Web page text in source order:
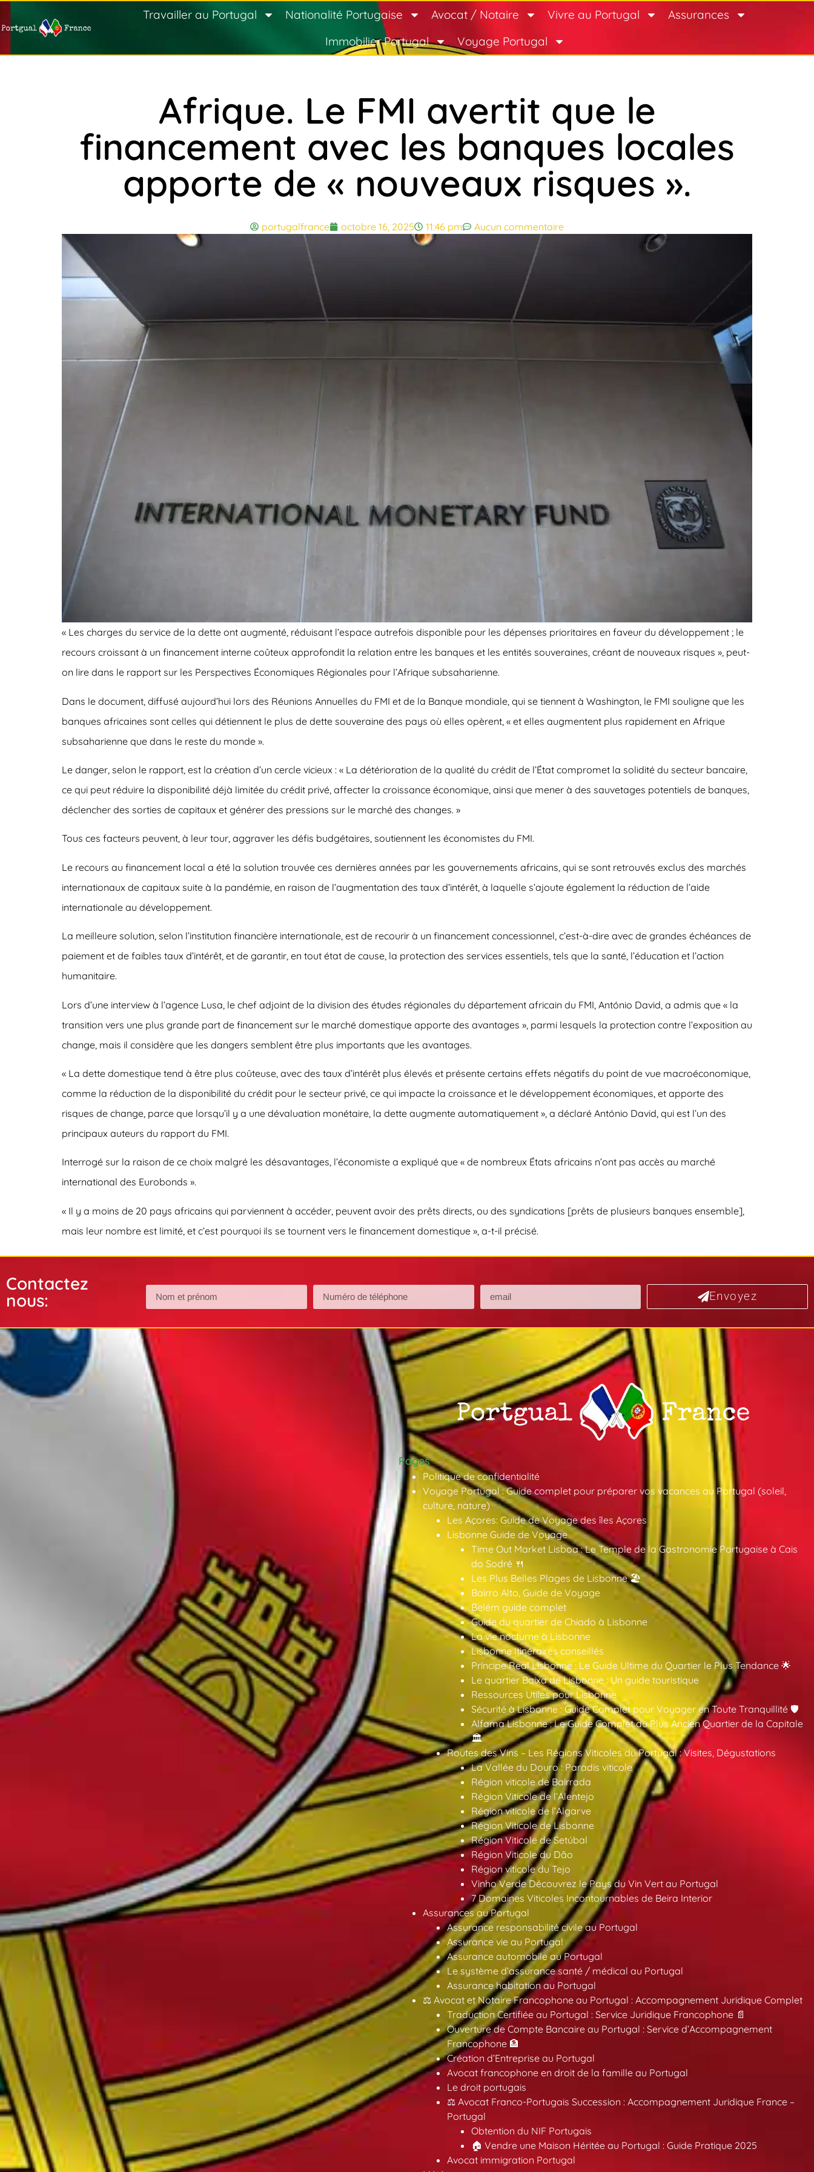
Travailler au Portugal Nationalité Portugaise Avocat / Notaire Vivre au Portugal
Assurances
Immobilier Portugal
Voyage Portugal
Afrique. Le FMI avertit que le
financement avec les banques locales
apporte de « nouveaux risques ».
portugalfrance octobre 16, 2025 11:46 pm Aucun commentaire
« Les charges du service de la dette ont augmenté, réduisant l’espace autrefois disponible pour les dépenses prioritaires en faveur du développement ; le
recours croissant à un financement interne coûteux approfondit la relation entre les banques et les entités souveraines, créant de nouveaux risques », peut-
on lire dans le rapport sur les Perspectives Économiques Régionales pour l’Afrique subsaharienne.
Dans le document, diffusé aujourd’hui lors des Réunions Annuelles du FMI et de la Banque mondiale, qui se tiennent à Washington, le FMI souligne que les
banques africaines sont celles qui détiennent le plus de dette souveraine des pays où elles opèrent, « et elles augmentent plus rapidement en Afrique
subsaharienne que dans le reste du monde ».
Le danger, selon le rapport, est la création d’un cercle vicieux : « La détérioration de la qualité du crédit de l’État compromet la solidité du secteur bancaire,
ce qui peut réduire la disponibilité déjà limitée du crédit privé, affecter la croissance économique, ainsi que mener à des sauvetages potentiels de banques,
déclencher des sorties de capitaux et générer des pressions sur le marché des changes. »
Tous ces facteurs peuvent, à leur tour, aggraver les défis budgétaires, soutiennent les économistes du FMI.
Le recours au financement local a été la solution trouvée ces dernières années par les gouvernements africains, qui se sont retrouvés exclus des marchés
internationaux de capitaux suite à la pandémie, en raison de l’augmentation des taux d’intérêt, à laquelle s’ajoute également la réduction de l’aide
internationale au développement.
La meilleure solution, selon l’institution financière internationale, est de recourir à un financement concessionnel, c’est-à-dire avec de grandes échéances de
paiement et de faibles taux d’intérêt, et de garantir, en tout état de cause, la protection des services essentiels, tels que la santé, l’éducation et l’action
humanitaire.
Lors d’une interview à l’agence Lusa, le chef adjoint de la division des études régionales du département africain du FMI, António David, a admis que « la
transition vers une plus grande part de financement sur le marché domestique apporte des avantages », parmi lesquels la protection contre l’exposition au
change, mais il considère que les dangers semblent être plus importants que les avantages.
« La dette domestique tend à être plus coûteuse, avec des taux d’intérêt plus élevés et présente certains effets négatifs du point de vue macroéconomique,
comme la réduction de la disponibilité du crédit pour le secteur privé, ce qui impacte la croissance et le développement économiques, et apporte des
risques de change, parce que lorsqu’il y a une dévaluation monétaire, la dette augmente automatiquement », a déclaré António David, qui est l’un des
principaux auteurs du rapport du FMI.
Interrogé sur la raison de ce choix malgré les désavantages, l’économiste a expliqué que « de nombreux États africains n’ont pas accès au marché
international des Eurobonds ».
« Il y a moins de 20 pays africains qui parviennent à accéder, peuvent avoir des prêts directs, ou des syndications [prêts de plusieurs banques ensemble],
mais leur nombre est limité, et c’est pourquoi ils se tournent vers le financement domestique », a-t-il précisé.
Contactez
nous:
Envoyez
Pages
Politique de confidentialité
Voyage Portugal : Guide complet pour préparer vos vacances au Portugal (soleil,
culture, nature)
Les Açores: Guide de Voyage des îles Açores
Lisbonne Guide de Voyage
Time Out Market Lisboa : Le Temple de la Gastronomie Portugaise à Cais
do Sodré 🍴
Les Plus Belles Plages de Lisbonne 🏖️
Bairro Alto, Guide de Voyage
Belém guide complet
Guide du quartier de Chiado à Lisbonne
La vie nocturne à Lisbonne
Lisbonne Itinéraires conseillés
Príncipe Real Lisbonne : Le Guide Ultime du Quartier le Plus Tendance 🌟
Le quartier Baixa de Lisbonne : Un guide touristique
Ressources Utiles pour Lisbonne
Sécurité à Lisbonne : Guide Complet pour Voyager en Toute Tranquillité 🛡️
Alfama Lisbonne : Le Guide Complet du Plus Ancien Quartier de la Capitale
🏛️
Routes des Vins – Les Régions Viticoles du Portugal : Visites, Dégustations
La Vallée du Douro : Paradis viticole
Région viticole de Bairrada
Région Viticole de l’Alentejo
Région viticole de l’Algarve
Région Viticole de Lisbonne
Région Viticole de Setúbal
Région Viticole du Dão
Région viticole du Tejo
Vinho Verde Découvrez le Pays du Vin Vert au Portugal
7 Domaines Viticoles Incontournables de Beira Interior
Assurances au Portugal
Assurance responsabilité civile au Portugal
Assurance vie au Portugal
Assurance automobile au Portugal
Le système d’assurance santé / médical au Portugal
Assurance habitation au Portugal
⚖️ Avocat et Notaire Francophone au Portugal : Accompagnement Juridique Complet
Traduction Certifiée au Portugal : Service Juridique Francophone 📄
Ouverture de Compte Bancaire au Portugal : Service d’Accompagnement
Francophone 🏦
Création d’Entreprise au Portugal
Avocat francophone en droit de la famille au Portugal
Le droit portugais
⚖️ Avocat Franco-Portugais Succession : Accompagnement Juridique France –
Portugal
Obtention du NIF Portugais
🏠 Vendre une Maison Héritée au Portugal : Guide Pratique 2025
Avocat immigration Portugal